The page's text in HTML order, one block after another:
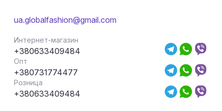
ua.globalfashion@gmail.com
Интернет-магазин
+380633409484
Опт
+380731774477
Розница
+380633409484